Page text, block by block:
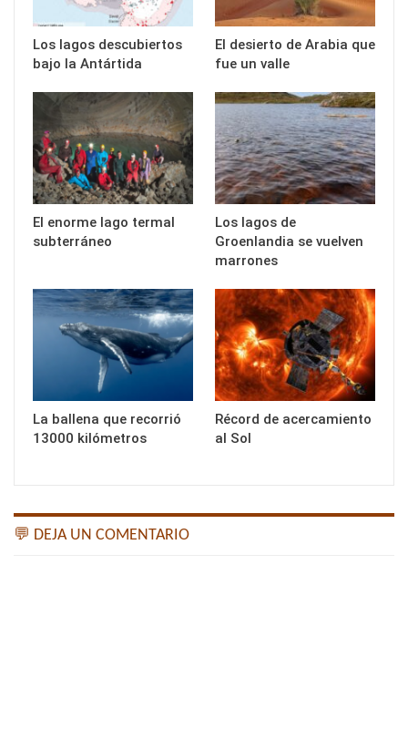
Los lagos descubiertos
bajo la Antártida
El desierto de Arabia que
fue un valle
El enorme lago termal
subterráneo
Los lagos de
Groenlandia se vuelven
marrones
La ballena que recorrió
13000 kilómetros
Récord de acercamiento
al Sol
💬 DEJA UN COMENTARIO